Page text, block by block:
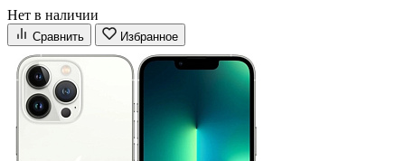
Нет в наличии
Сравнить Избранное